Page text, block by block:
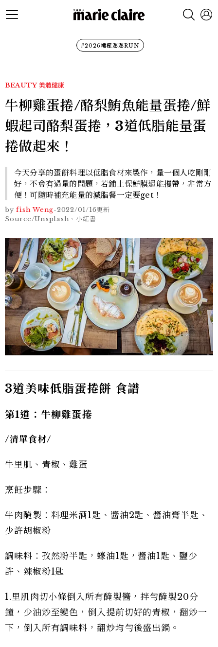
#2026裙襬澎澎RUN
BEAUTY 美體健康
牛柳雞蛋捲/酪梨鮪魚能量蛋捲/鮮
蝦起司酪梨蛋捲，3道低脂能量蛋
捲做起來！
今天分享的蛋餅料理以低脂食材來製作，量一個人吃剛剛
好，不會有過量的問題，若鋪上保鮮膜還能攜帶，非常方
便！可隨時補充能量的減脂餐一定要get！
by fish Weng-2022/01/16更新
Source/Unsplash、小紅書
3道美味低脂蛋捲餅 食譜
第1道：牛柳雞蛋捲
/清單食材/
牛里肌、青椒、雞蛋
烹飪步驟：
牛肉醃製：料理米酒1匙、醬油2匙、醬油膏半匙、
少許胡椒粉
調味料：孜然粉半匙，蠔油1匙，醬油1匙、鹽少
許、辣椒粉1匙
1.里肌肉切小條倒入所有醃製醬，拌勻醃製20分
鐘，少油炒至變色，倒入提前切好的青椒，翻炒一
下，倒入所有調味料，翻炒均勻後盛出鍋。